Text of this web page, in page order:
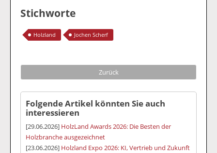
Stichworte
Holzland Jochen Scherf
Zurück
Folgende Artikel könnten Sie auch
interessieren
[29.06.2026] HolzLand Awards 2026: Die Besten der
Holzbranche ausgezeichnet
[23.06.2026] Holzland Expo 2026: KI, Vertrieb und Zukunft